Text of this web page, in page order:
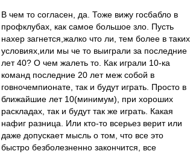
В чем то согласен, да. Тоже вижу госбабло в
профклубах, как самое большое зло. Пусть
нахер загнется,жалко что ли, тем более в таких
условиях,или мы че то выиграли за последние
лет 40? О чем жалеть то. Как играли 10-ка
команд последние 20 лет меж собой в
говночемпионате, так и будут играть. Просто в
ближайшие лет 10(минимум), при хороших
раскладах, так и будут так же играть. Какая
нафиг разница. Или кто-то всерьез верит или
даже допускает мысль о том, что все это
быстро безболезненно закончится, все